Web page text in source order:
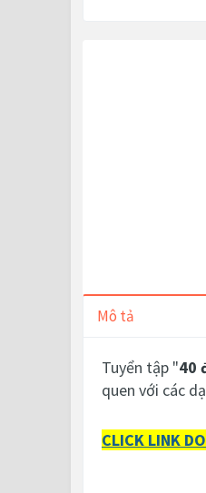
Mô tả
Tuyển tập "40
quen với các
CLICK LINK